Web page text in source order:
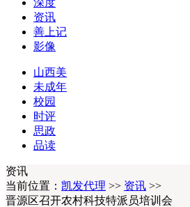
资讯
善上记
影像
山西美
未成年
校园
时评
思政
品读
资讯
当前位置： 凯发代理 >> 资讯 >>
晋源区召开农村科技特派员培训会